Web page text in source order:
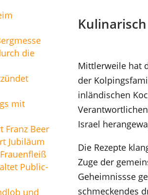
die
mit
Franz Beer
Jubiläum
Public-
und
Mittlerweile hat
der
inländischen
Israel
Die Rezepte
Zuge der
Geheimnissse
schmeckendes